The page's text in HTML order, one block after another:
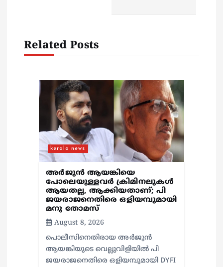
tRelated Posts
kerala news
അർജുൻ ആയങ്കിയെ
പോലെയുള്ളവർ ക്രിമിനലുകൾ
ആയതല്ല, ആക്കിയതാണ്; പി
ജയരാജനെതിരെ ഒളിയമ്പുമായി
മനു തോമസ്
August 8, 2026
പൊലീസിനെതിരായ അർജുൻ
ആയങ്കിയുടെ വെല്ലുവിളിയിൽ പി
ജയരാജനെതിരെ ഒളിയമ്പുമായി DYFI